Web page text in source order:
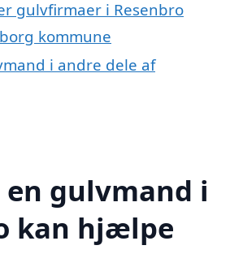
gulvfirmaer i Resenbro
kommune
i andre dele af
gulvmand i
kan hjælpe